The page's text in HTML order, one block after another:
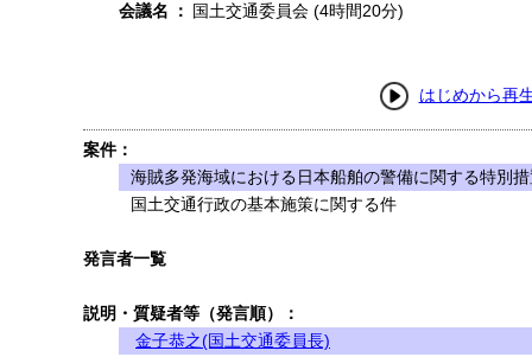
会議名
： 国土交通委員会 (4時間20分)
はじめから再
案件：
海賊多発海域における日本船舶の警備に関する特別
国土交通行政の基本施策に関する件
発言者一覧
説明・質疑者等（発言順）：
金子恭之(国土交通委員長)